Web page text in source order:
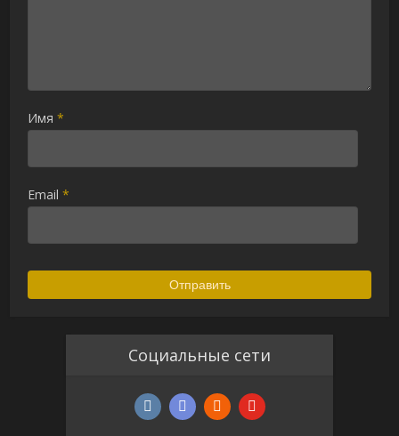
Имя*
Email*
Социальные сети